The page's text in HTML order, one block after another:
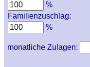
%
Familienzuschlag:
%
monatliche Zulagen: